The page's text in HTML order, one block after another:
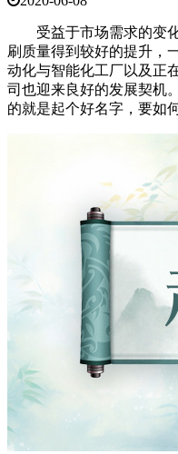
受益于市场需求的变化
刷质量得到较好的提升，
动化与智能化工厂以及正
司也迎来良好的发展契机
的就是起个好名字，要如